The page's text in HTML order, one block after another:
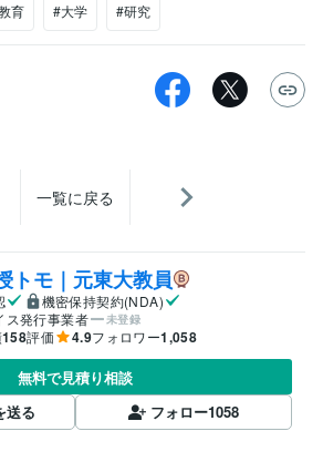
育 #大学 #研究
一覧に戻る
トモ｜元東大教員
機密保持契約(NDA)
ス発行事業者
未登録
158評価 4.9フォロワー1,058
無料で見積り相談
送る
フォロー1058